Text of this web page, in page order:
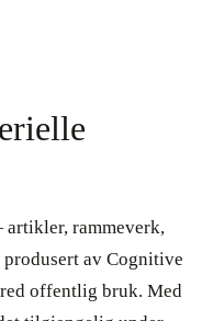
rammeverk,
av Cognitive
offentlig bruk. Med